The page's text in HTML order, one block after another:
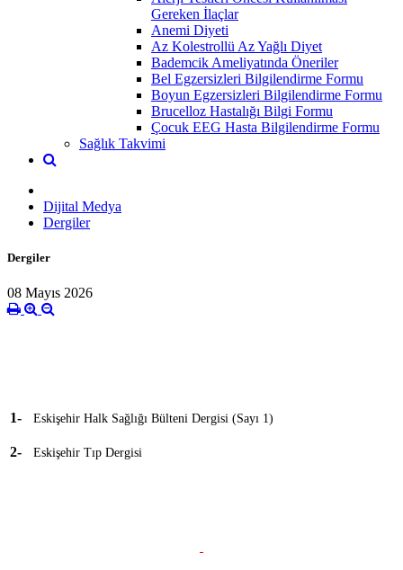
Gereken İlaçlar
Anemi Diyeti
Az Kolestrollü Az Yağlı Diyet
Bademcik Ameliyatında Öneriler
Bel Egzersizleri Bilgilendirme Formu
Boyun Egzersizleri Bilgilendirme Formu
Brucelloz Hastalığı Bilgi Formu
Çocuk EEG Hasta Bilgilendirme Formu
Sağlık Takvimi
Dijital Medya
Dergiler
Dergiler
08 Mayıs 2026
1- Eskişehir Halk Sağlığı Bülteni Dergisi (Sayı 1)
2- Eskişehir Tıp Dergisi